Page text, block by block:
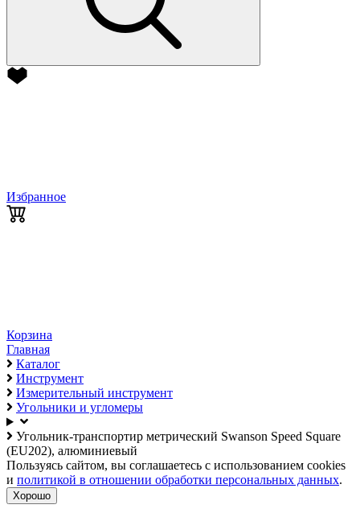
Избранное
Корзина
Главная
Каталог
Инструмент
Измерительный инструмент
Угольники и угломеры
Угольник-транспортир метрический Swanson Speed Square
(EU202), алюминиевый
Пользуясь сайтом, вы соглашаетесь с использованием cookies
и политикой в отношении обработки персональных данных.
Хорошо